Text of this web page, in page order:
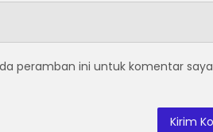
peramban ini untuk komentar saya